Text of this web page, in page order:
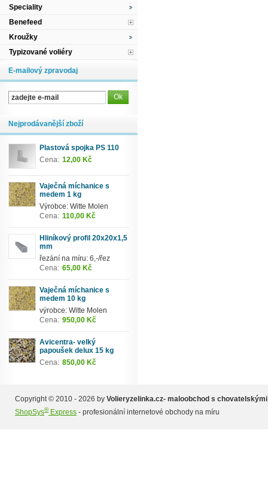
Speciality
Benefeed
Kroužky
Typizované voliéry
E-mailový zpravodaj
Nejprodávanější zboží
Plastová spojka PS 110
Cena: 12,00 Kč
Vaječná míchanice s
medem 1 kg
Výrobce: Witte Molen
Cena: 110,00 Kč
Hliníkový profil 20x20x1,5
mm
řezání na míru: 6,-/řez
Cena: 65,00 Kč
Vaječná míchanice s
medem 10 kg
výrobce: Witte Molen
Cena: 950,00 Kč
Avicentra- velký
papoušek delux 15 kg
Cena: 850,00 Kč
Copyright © 2010 - 2026 by Volieryzelinka.cz- maloobchod s
ShopSys®Express - profesionální internetové obchody na míru